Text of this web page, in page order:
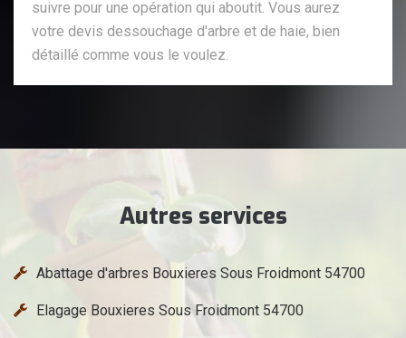
suivre pour une opération qui aboutit. Vous aurez
votre devis dessouchage d'arbre et de haie, bien
détaillé comme vous le voulez.
Autres services
Abattage d'arbres Bouxieres Sous Froidmont 54700
Elagage Bouxieres Sous Froidmont 54700